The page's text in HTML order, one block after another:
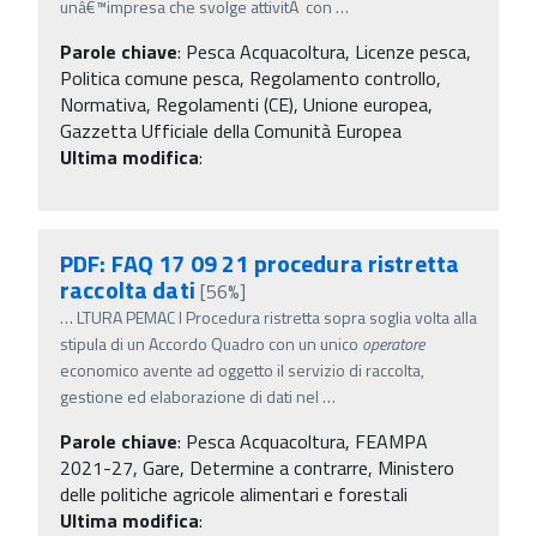
unâ€™impresa che svolge attivitÃ con …
Parole chiave: Pesca Acquacoltura, Licenze pesca,
Politica comune pesca, Regolamento controllo,
Normativa, Regolamenti (CE), Unione europea,
Gazzetta Ufficiale della Comunità Europea
Ultima modifica:
PDF: FAQ 17 09 21 procedura ristretta
raccolta dati [56%]
… LTURA PEMAC I Procedura ristretta sopra soglia volta alla
stipula di un Accordo Quadro con un unico operatore
economico avente ad oggetto il servizio di raccolta,
gestione ed elaborazione di dati nel …
Parole chiave: Pesca Acquacoltura, FEAMPA
2021-27, Gare, Determine a contrarre, Ministero
delle politiche agricole alimentari e forestali
Ultima modifica: